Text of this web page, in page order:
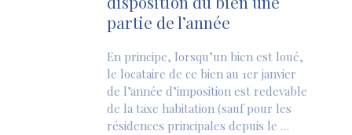
partie de l’année
En principe, lorsqu’un bien est loué,
le locataire de ce bien au 1er janvier
de l’année d’imposition est redevable
de la taxe habitation (sauf pour les
résidences principales depuis le …